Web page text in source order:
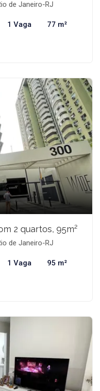
de Janeiro-RJ
1 Vaga 77 m²
2 quartos, 95m²
de Janeiro-RJ
1 Vaga 95 m²